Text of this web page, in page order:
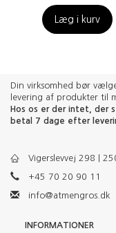
Læg i kurv
Din virksomhed bør
levering af produkter til
Hos os er der intet, der
betal 7 dage efter
Vigerslevvej 298 |
+45 70 20 90 11
info@atmengros.dk
INFORMATIONER